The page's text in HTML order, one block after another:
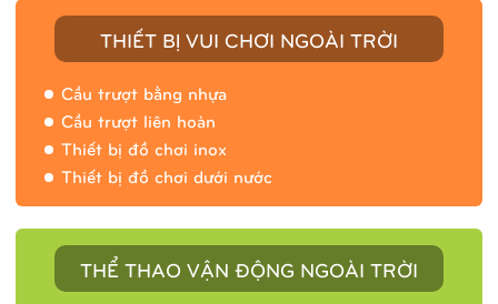
THIẾT BỊ VUI CHƠI NGOÀI TRỜI
Cầu trượt bằng nhựa
Cầu trượt liên hoàn
Thiết bị đồ chơi inox
Thiết bị đồ chơi dưới nước
THỂ THAO VẬN ĐỘNG NGOÀI TRỜI